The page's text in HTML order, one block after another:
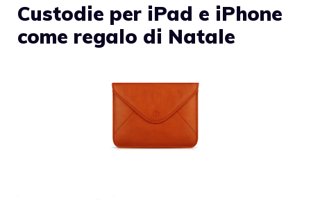
Custodie per iPad e iPhone
come regalo di Natale